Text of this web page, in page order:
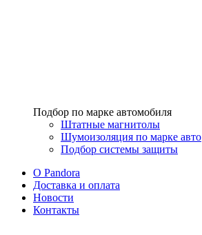
Подбор по марке автомобиля
Штатные магнитолы
Шумоизоляция по марке авто
Подбор системы защиты
O Pandora
Доставка и оплата
Новости
Контакты